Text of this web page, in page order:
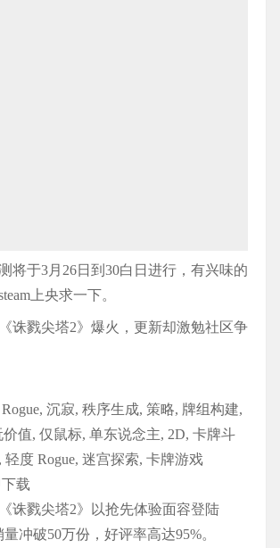
将于3月26日到30白日进行，有兴味的
上央求一下。
诛戮尖塔2》爆火，更新却激勉社区争
沉寂, 秩序生成, 策略, 牌组构建,
价值, 仅鼠标, 单东说念主, 2D, 卡牌斗
轻度 Rogue, 迷宫探索, 卡牌游戏
载
诛戮尖塔2》以抢先体验面容登陆
量冲破50万份，好评率高达95%。